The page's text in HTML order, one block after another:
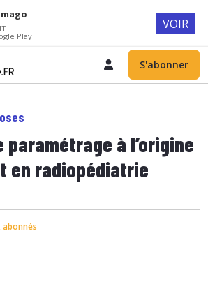
S'abonner
paramétrage à l’origine
en radiopédiatrie
Play
VOIR